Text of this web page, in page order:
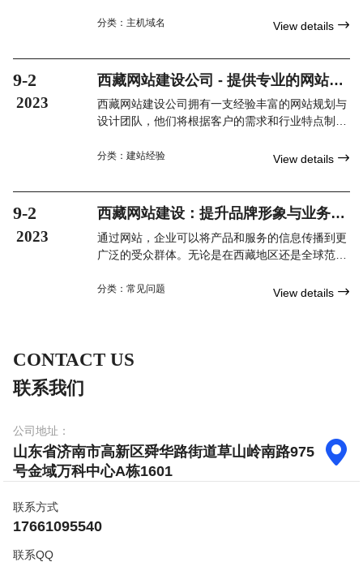
在搜索引擎结果中获得更好的排名和流量。记住，
和改进策略，以适应搜索引擎的变化和用户需求。
分类： 主机域名 View details 
9-2
2023
西藏网站建设公司 - 提供专业的网站建
设服务
西藏网站建设公司拥有一支经验丰富的网站规划与
设计团队，他们将根据客户的需求和行业特点制定
司注重用户体验和视觉效果，力求打造令人印象深
分类： 建站经验 View details 
9-2
2023
西藏网站建设：提升品牌形象与业务增
长的有效工具
通过网站，企业可以将产品和服务的信息传播到更
广泛的受众群体。无论是在西藏地区还是全球范围
业可以获得更多的曝光度，吸引更多的潜在客户。
分类： 常见问题 View details 
CONTACT US
联系我们
公司地址：
山东省济南市高新区舜华路街道草山岭南路975
号金域万科中心A栋1601

联系方式
17661095540
联系QQ